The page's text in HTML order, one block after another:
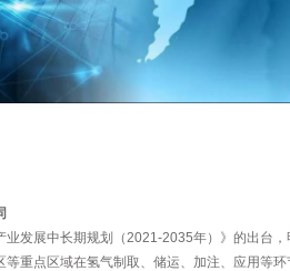
业发展中长期规划（2021-2035年）》的出台
重点区域在氢气制取、储运、加注、应用等环